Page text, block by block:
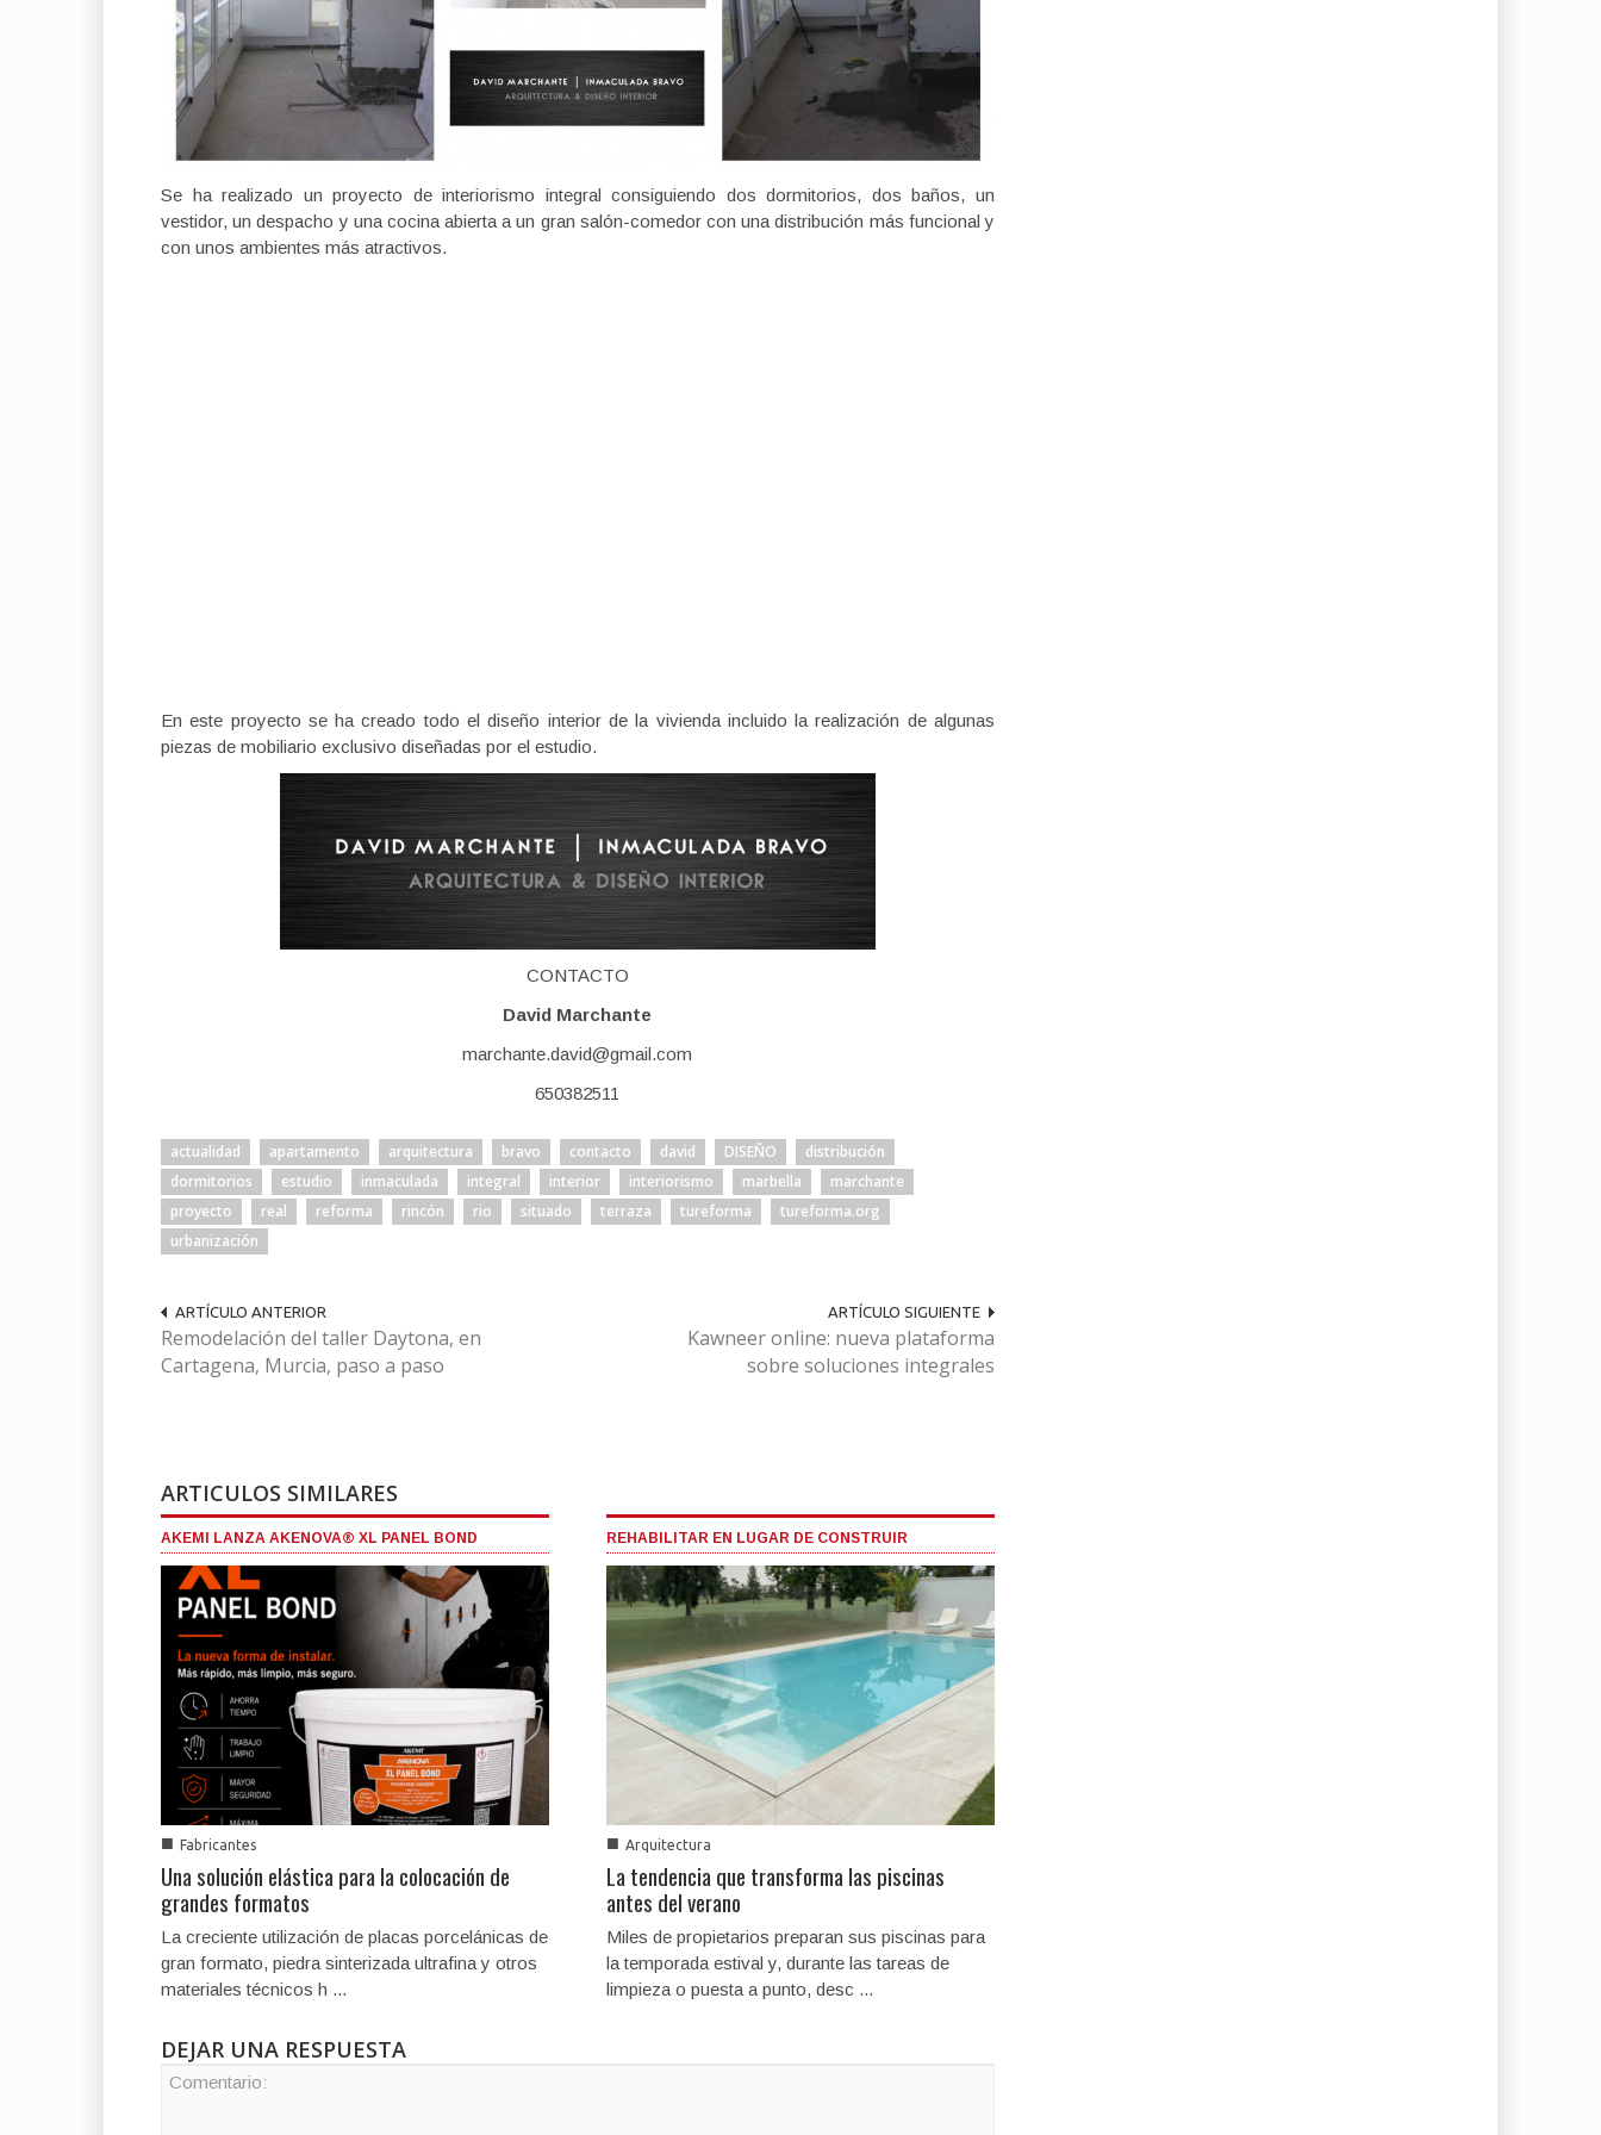
Se ha realizado un proyecto de interiorismo integral consiguiendo dos dormitorios, dos baños, un
vestidor, un despacho y una cocina abierta a un gran salón-comedor con una distribución más funcional y
con unos ambientes más atractivos.
En este proyecto se ha creado todo el diseño interior de la vivienda incluido la realización de algunas
piezas de mobiliario exclusivo diseñadas por el estudio.
CONTACTO
David Marchante
marchante.david@gmail.com
650382511
actualidad apartamento arquitectura bravo contacto david DISEÑO
distribución
dormitorios
estudio inmaculada integral interior interiorismo marbella
marchante
proyecto
real reforma rincón rio situado terraza tureforma
tureforma.org
urbanización
ARTÍCULO ANTERIOR
Remodelación del taller Daytona, en
Cartagena, Murcia, paso a paso
ARTÍCULO SIGUIENTE
Kawneer online: nueva plataforma
sobre soluciones integrales
ARTICULOS SIMILARES
AKEMI LANZA AKENOVA® XL PANEL BOND
■ Fabricantes
Una solución elástica para la colocación de
grandes formatos
La creciente utilización de placas porcelánicas de
gran formato, piedra sinterizada ultrafina y otros
materiales técnicos h ...
REHABILITAR EN LUGAR DE CONSTRUIR
■ Arquitectura
La tendencia que transforma las piscinas
antes del verano
Miles de propietarios preparan sus piscinas para
la temporada estival y, durante las tareas de
limpieza o puesta a punto, desc ...
DEJAR UNA RESPUESTA